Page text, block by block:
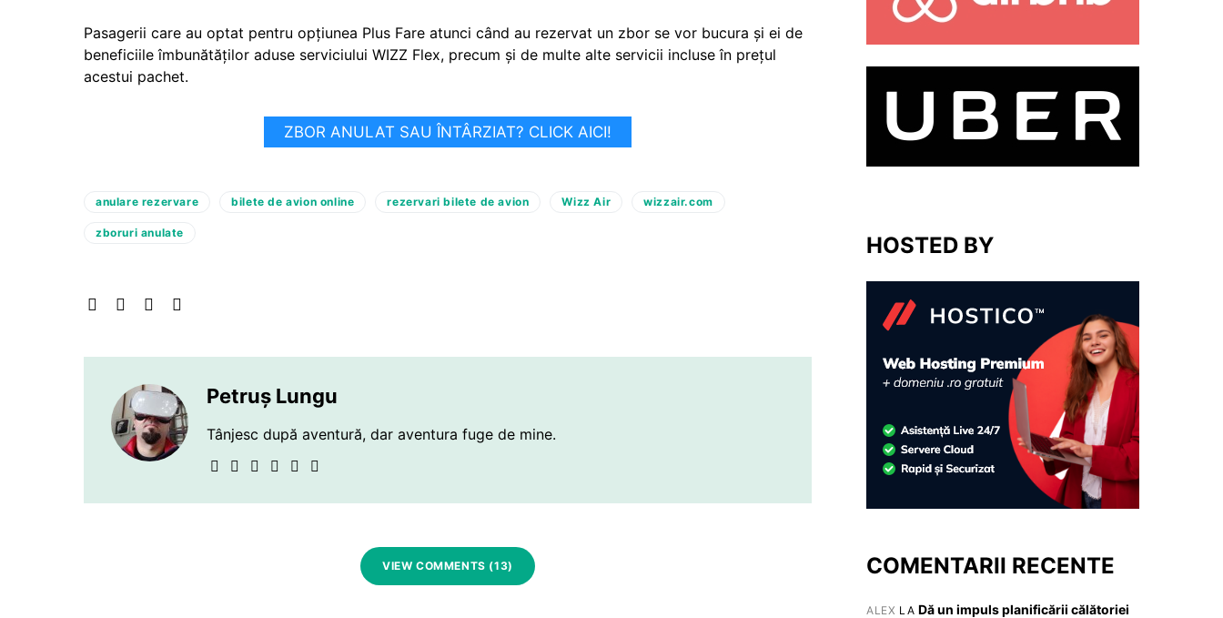
Pasagerii care au optat pentru opţiunea Plus Fare atunci când au rezervat un zbor se vor bucura și ei de
beneficiile îmbunătăţilor aduse serviciului WIZZ Flex, precum şi de multe alte servicii incluse în preţul
acestui pachet.
ZBOR ANULAT SAU ÎNTÂRZIAT? CLICK AICI!
anulare rezervare bilete de avion online rezervari bilete de avion Wizz Air wizzair.com
zboruri anulate
Petruș Lungu
Tânjesc după aventură, dar aventura fuge de mine.
VIEW COMMENTS (13)
HOSTED BY
COMENTARII RECENTE
ALEX LA Dă un impuls planificării călătoriei